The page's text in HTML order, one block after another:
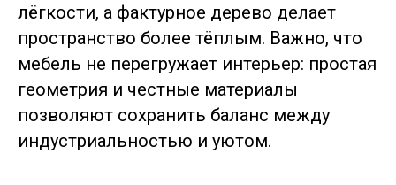
лёгкости, а фактурное дерево делает
пространство более тёплым. Важно, что
мебель не перегружает интерьер: простая
геометрия и честные материалы
позволяют сохранить баланс между
индустриальностью и уютом.